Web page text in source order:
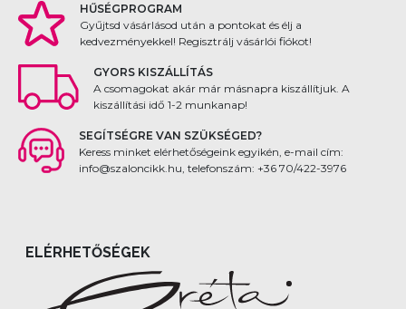
HŰSÉGPROGRAM
Gyűjtsd vásárlásod után a pontokat és élj a
kedvezményekkel! Regisztrálj vásárlói fiókot!
GYORS KISZÁLLÍTÁS
A csomagokat akár már másnapra kiszállítjuk. A
kiszállítási idő 1-2 munkanap!
SEGÍTSÉGRE VAN SZÜKSÉGED?
Keress minket elérhetőségeink egyikén, e-mail cím:
info@szaloncikk.hu, telefonszám: +36 70/422-3976
ELÉRHETŐSÉGEK